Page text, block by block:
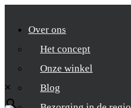
Over ons
Het concept
Onze winkel
Blog
Zoek je product
×